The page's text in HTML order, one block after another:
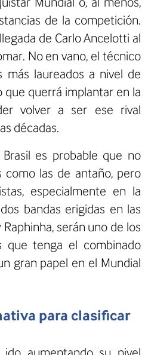
de la competición.
de Carlo Ancelotti al
No en vano, el técnico
más laureados a nivel de
que querrá implantar en la
volver a ser ese rival
décadas.
es probable que no
las de antaño, pero
especialmente en la
bandas erigidas en las
serán uno de los
que tenga el combinado
gran papel en el Mundial
para clasificar